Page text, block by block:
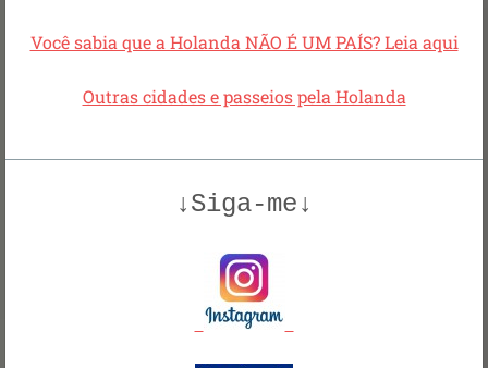
Você sabia que a Holanda NÃO É UM PAÍS? Leia aqui
Outras cidades e passeios pela Holanda
↓Siga-me↓